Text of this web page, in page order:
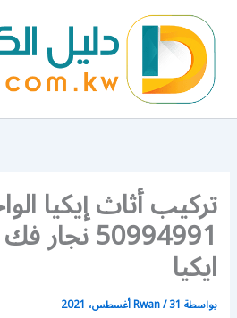
المحتوى
تركيب أثاث إيكيا
50994991
ايكيا
بواسطة Rwan/31 أغسطس، 2021